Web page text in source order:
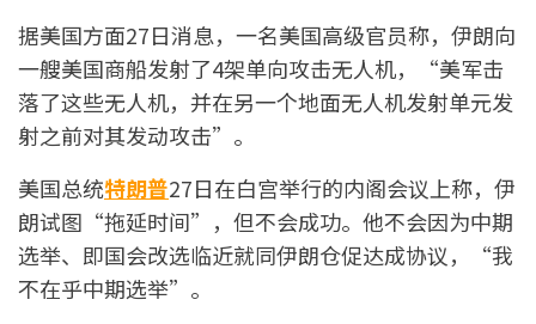
据美国方面27日消息，一名美国高级官员称，伊朗向
一艘美国商船发射了4架单向攻击无人机，“美军击
落了这些无人机，并在另一个地面无人机发射单元发
射之前对其发动攻击”。
美国总统特朗普27日在白宫举行的内阁会议上称，伊
朗试图“拖延时间”，但不会成功。他不会因为中期
选举、即国会改选临近就同伊朗仓促达成协议，“我
不在乎中期选举”。